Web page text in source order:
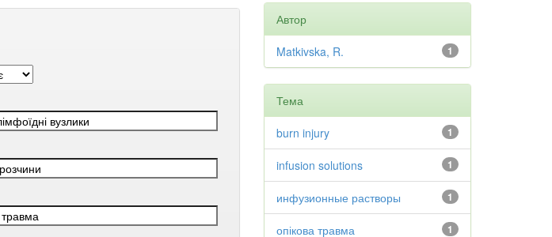
Автор
1
Matkivska, R.
Тема
1
burn injury
1
infusion solutions
1
инфузионные растворы
1
опікова травма